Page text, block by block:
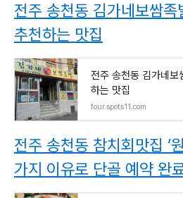
전주 송천동 김가네보쌈
추천하는 맛집
전주 송천동 김가네
하는 맛집
four.spots11.com
전주 송천동 참치회맛집 ‘
가지 이유로 단골 예약 완